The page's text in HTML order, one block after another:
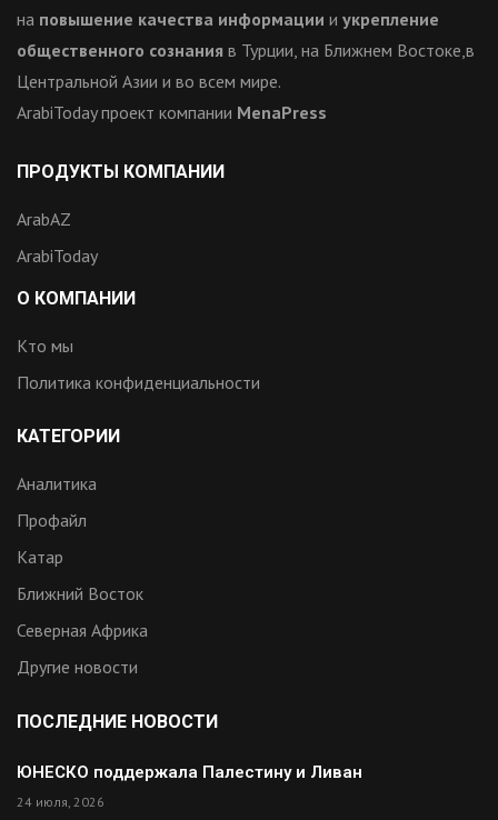
на повышение качества информации и укрепление
общественного сознания в Турции, на Ближнем Востоке,в
Центральной Азии и во всем мире.
ArabiToday проект компании MenaPress
ПРОДУКТЫ КОМПАНИИ
ArabAZ
ArabiToday
О КОМПАНИИ
Кто мы
Политика конфиденциальности
КАТЕГОРИИ
Аналитика
Профайл
Катар
Ближний Восток
Северная Африка
Другие новости
ПОСЛЕДНИЕ НОВОСТИ
ЮНЕСКО поддержала Палестину и Ливан
24 июля, 2026